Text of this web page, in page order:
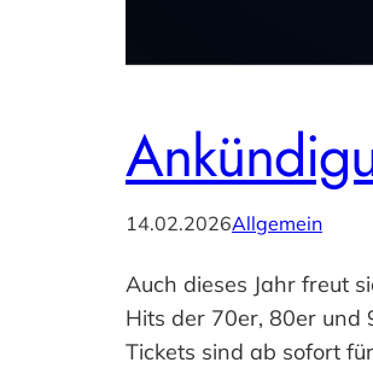
14.02.2026Allgemein
Auch dieses Jahr freut
Hits der 70er, 80er und
Tickets sind ab sofort